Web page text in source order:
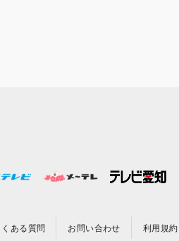
くある質問 お問い合わせ 利用規約